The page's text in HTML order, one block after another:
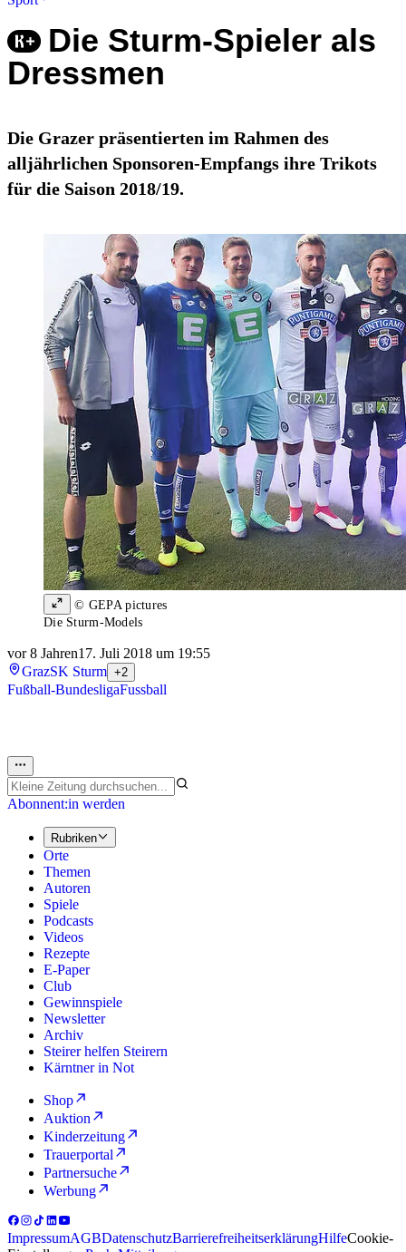
Die Sturm-Spieler als
Dressmen
Die Grazer präsentierten im Rahmen des
alljährlichen Sponsoren-Empfangs ihre Trikots
für die Saison 2018/19.
© GEPA pictures
Die Sturm-Models
vor 8 Jahren17. Juli 2018 um 19:55
GrazSK Sturm +2
Fußball-BundesligaFussball
Abonnent:in werden
Rubriken
Orte
Themen
Autoren
Spiele
Podcasts
Videos
Rezepte
E-Paper
Club
Gewinnspiele
Newsletter
Archiv
Steirer helfen Steirern
Kärntner in Not
Shop
Auktion
Kinderzeitung
Trauerportal
Partnersuche
Werbung
ImpressumAGBDatenschutzBarrierefreiheitserklärungHilfeCookie-